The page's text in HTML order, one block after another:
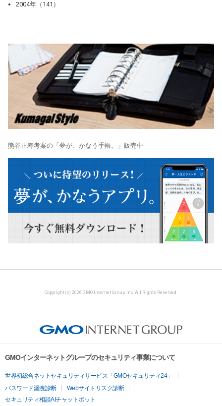
2004年（141）
熊谷正寿考案の「夢が、かなう手帳。」販売中
Copyright (c) 2026 GMO Internet Group, Inc. All Rights Reserved.
GMOインターネットグループのセキュリティ事業について
世界初総合ネットセキュリティサービス「GMOセキュリティ24」
パスワード漏洩診断
Webサイトリスク診断
セキュリティ相談AIチャットボット